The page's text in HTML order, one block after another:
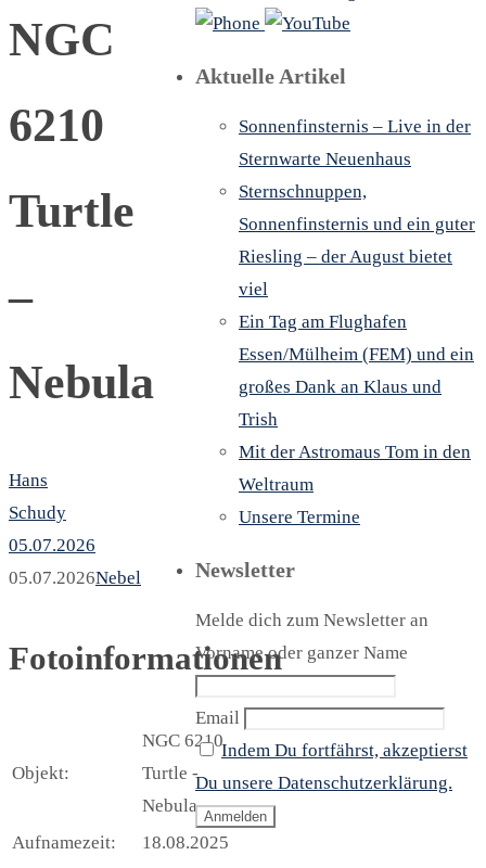
NGC
6210
Turtle
–
Nebula
Hans
Schudy
05.07.2026
05.07.2026Nebel
Fotoinformationen
Objekt:
NGC 6210
Turtle -
Nebula
Aufnamezeit:
18.08.2025
Aktuelle Artikel
Sonnenfinsternis – Live in der
Sternwarte Neuenhaus
Sternschnuppen,
Sonnenfinsternis und ein guter
Riesling – der August bietet
viel
Ein Tag am Flughafen
Essen/Mülheim (FEM) und ein
großes Dank an Klaus und
Trish
Mit der Astromaus Tom in den
Weltraum
Unsere Termine
Newsletter
Melde dich zum Newsletter an
Vorname oder ganzer Name
Email
Indem Du fortfährst, akzeptierst
Du unsere Datenschutzerklärung.